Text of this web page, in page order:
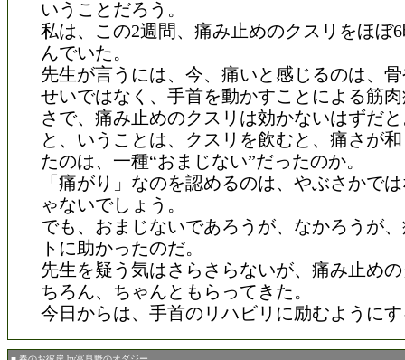
いうことだろう。
私は、この2週間、痛み止めのクスリをほぼ
んでいた。
先生が言うには、今、痛いと感じるのは、
せいではなく、手首を動かすことによる筋
さで、痛み止めのクスリは効かないはずだ
と、いうことは、クスリを飲むと、痛さが
たのは、一種“おまじない”だったのか。
「痛がり」なのを認めるのは、やぶさかで
ゃないでしょう。
でも、おまじないであろうが、なかろうが
トに助かったのだ。
先生を疑う気はさらさらないが、痛み止め
ちろん、ちゃんともらってきた。
今日からは、手首のリハビリに励むように